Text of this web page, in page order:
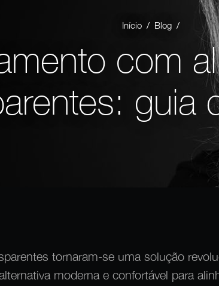
Início / Blog /
com
guia
tornaram-se uma solução
moderna e confortável para